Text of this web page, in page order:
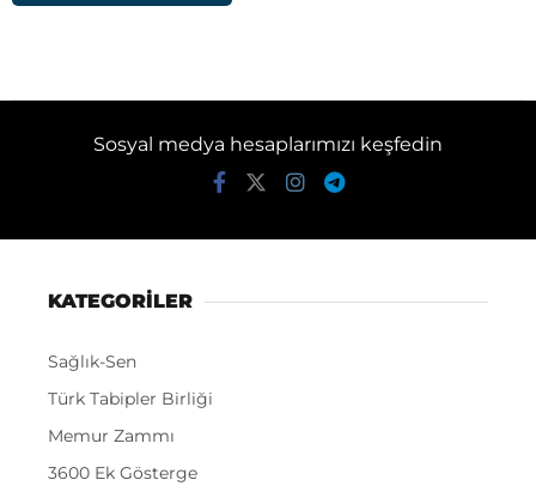
Sosyal medya hesaplarımızı keşfedin
KATEGORİLER
Sağlık-Sen
Türk Tabipler Birliği
Memur Zammı
3600 Ek Gösterge